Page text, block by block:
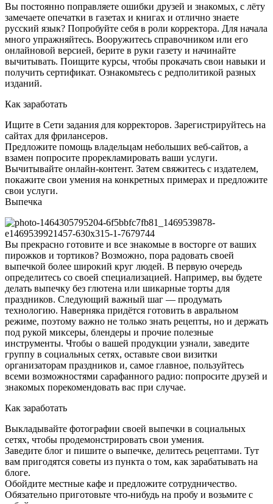
Вы постоянно поправляете ошибки друзей и знакомых, с лёту
замечаете опечатки в газетах и книгах и отлично знаете
русский язык? Попробуйте себя в роли корректора. Для начала
много упражняйтесь. Вооружитесь справочником или его
онлайновой версией, берите в руки газету и начинайте
вычитывать. Поищите курсы, чтобы прокачать свои навыки и
получить сертификат. Ознакомьтесь с редполитикой разных
изданий.
Как заработать
Ищите в Сети задания для корректоров. Зарегистрируйтесь на
сайтах для фрилансеров.
Предложите помощь владельцам небольших веб-сайтов, а
взамен попросите прорекламировать ваши услуги.
Вычитывайте онлайн-контент. Затем свяжитесь с издателем,
покажите свои умения на конкретных примерах и предложите
свои услуги.
Выпечка
Вы прекрасно готовите и все знакомые в восторге от ваших
пирожков и тортиков? Возможно, пора радовать своей
выпечкой более широкий круг людей. В первую очередь
определитесь со своей специализацией. Например, вы будете
делать выпечку без глютена или шикарные торты для
праздников. Следующий важный шаг — продумать
технологию. Наверняка придётся готовить в авральном
режиме, поэтому важно не только знать рецепты, но и держать
под рукой миксеры, блендеры и прочие полезные
инструменты. Чтобы о вашей продукции узнали, заведите
группу в социальных сетях, оставьте свои визитки
организаторам праздников и, самое главное, пользуйтесь
всеми возможностями сарафанного радио: попросите друзей и
знакомых порекомендовать вас при случае.
Как заработать
Выкладывайте фотографии своей выпечки в социальных
сетях, чтобы продемонстрировать свои умения.
Заведите блог и пишите о выпечке, делитесь рецептами. Тут
вам пригодятся советы из пункта о том, как зарабатывать на
блоге.
Обойдите местные кафе и предложите сотрудничество.
Обязательно приготовьте что-нибудь на пробу и возьмите с